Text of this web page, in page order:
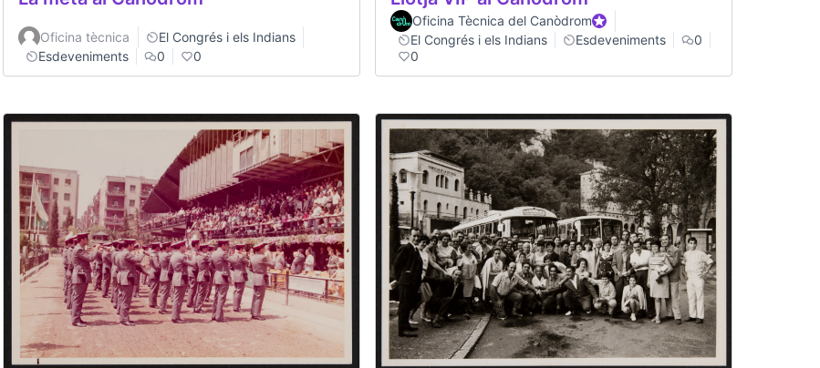
Oficina tècnica
El Congrés i els Indians
Esdeveniments
0 0
Oficina Tècnica del CanòdromParticipant oficial
El Congrés i els Indians
Esdeveniments
0
0